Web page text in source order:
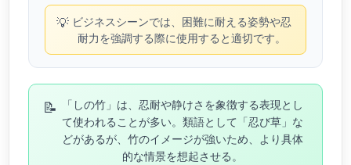
💡 ビジネスシーンでは、困難に耐える姿勢や忍
耐力を強調する際に使用すると適切です。
📝
「しの竹」は、忍耐や静けさを象徴する表現とし
て使われることが多い。類語として「忍び草」な
どがあるが、竹のイメージが強いため、より具体
的な情景を想起させる。